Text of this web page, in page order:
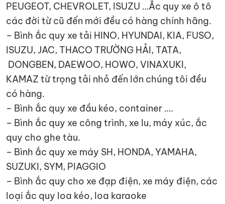
PEUGEOT, CHEVROLET, ISUZU …Ắc quy xe ô tô
các đời từ cũ đến mới đều có hàng chính hãng.
– Bình ắc quy xe tải HINO, HYUNDAI, KIA, FUSO,
ISUZU, JAC, THACO TRƯỜNG HẢI, TATA,
DONGBEN, DAEWOO, HOWO, VINAXUKI,
KAMAZ từ trọng tải nhỏ đến lớn chúng tôi đều
có hàng.
– Bình ắc quy xe đầu kéo, container ….
– Bình ắc quy xe công trình, xe lu, máy xúc, ắc
quy cho ghe tàu.
– Bình ắc quy xe máy SH, HONDA, YAMAHA,
SUZUKI, SYM, PIAGGIO
– Bình ắc quy cho xe đạp điện, xe máy điện, các
loại ắc quy loa kéo, loa karaoke